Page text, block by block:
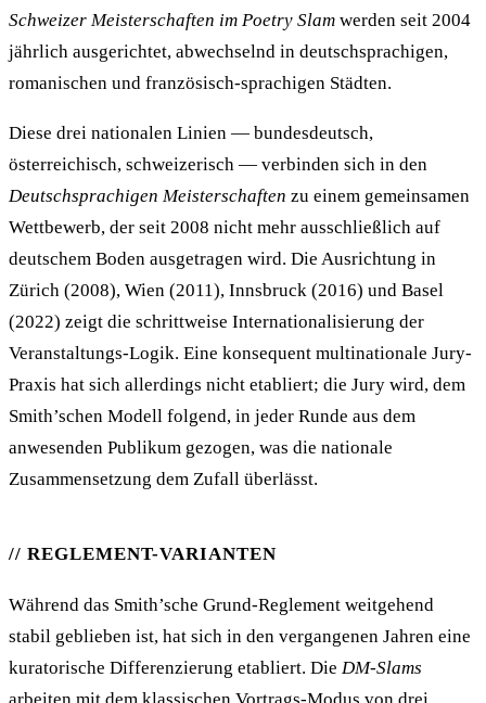
Schweizer Meisterschaften im Poetry Slam werden seit 2004
jährlich ausgerichtet, abwechselnd in deutschsprachigen,
romanischen und französisch-sprachigen Städten.
Diese drei nationalen Linien — bundesdeutsch,
österreichisch, schweizerisch — verbinden sich in den
Deutschsprachigen Meisterschaften zu einem gemeinsamen
Wettbewerb, der seit 2008 nicht mehr ausschließlich auf
deutschem Boden ausgetragen wird. Die Ausrichtung in
Zürich (2008), Wien (2011), Innsbruck (2016) und Basel
(2022) zeigt die schrittweise Internationalisierung der
Veranstaltungs-Logik. Eine konsequent multinationale Jury-
Praxis hat sich allerdings nicht etabliert; die Jury wird, dem
Smith’schen Modell folgend, in jeder Runde aus dem
anwesenden Publikum gezogen, was die nationale
Zusammensetzung dem Zufall überlässt.
REGLEMENT-VARIANTEN
Während das Smith’sche Grund-Reglement weitgehend
stabil geblieben ist, hat sich in den vergangenen Jahren eine
kuratorische Differenzierung etabliert. Die DM-Slams